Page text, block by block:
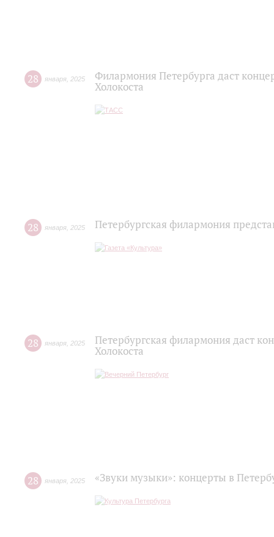
28 января 2025
Филармония Петербурга даст
Холокоста
28 января 2025 Петербургская филармония
28 января 2025
Петербургская филармония даст
Холокоста
28 января 2025 «Звуки музыки»: концерты в